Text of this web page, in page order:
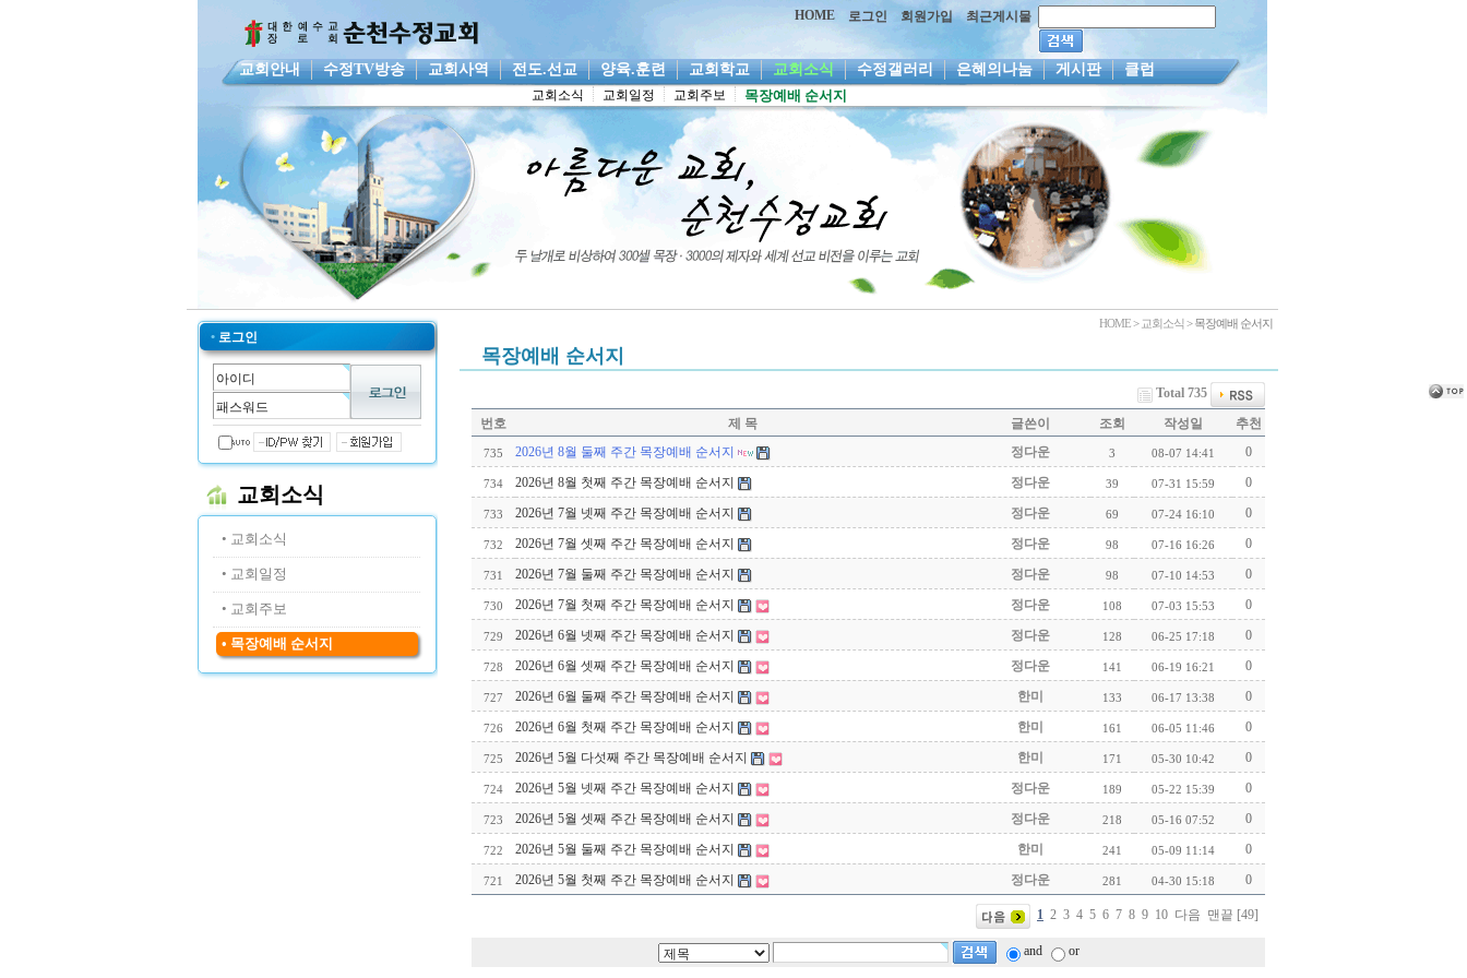
최근게시물
회원가입
로그인
HOME
교회안내 수정TV방송 교회사역 전도.선교 양육.훈련 교회학교 교회소식 수정갤러리 은혜의나눔 게시판 클럽
교회소식 교회일정 교회주보 목장예배 순서지
•로그인
교회소식
• 교회소식
• 교회일정
• 교회주보
• 목장예배 순서지
HOME> 교회소식 > 목장예배 순서지
목장예배 순서지
Total 735
번호
제 목 글쓴이 조회 작성일 추천
735 2026년 8월 둘째 주간 목장예배 순서지 정다운 3 08-07 14:41 0
734 2026년 8월 첫째 주간 목장예배 순서지 정다운 39 07-31 15:59 0
733 2026년 7월 넷째 주간 목장예배 순서지 정다운 69 07-24 16:10 0
732 2026년 7월 셋째 주간 목장예배 순서지 정다운 98 07-16 16:26 0
731 2026년 7월 둘째 주간 목장예배 순서지 정다운 98 07-10 14:53 0
730 2026년 7월 첫째 주간 목장예배 순서지 정다운 108 07-03 15:53 0
729 2026년 6월 넷째 주간 목장예배 순서지 정다운 128 06-25 17:18 0
728 2026년 6월 셋째 주간 목장예배 순서지 정다운 141 06-19 16:21 0
727 2026년 6월 둘째 주간 목장예배 순서지 한미 133 06-17 13:38 0
726 2026년 6월 첫째 주간 목장예배 순서지 한미 161 06-05 11:46 0
725 2026년 5월 다섯째 주간 목장예배 순서지 한미 171 05-30 10:42 0
724 2026년 5월 넷째 주간 목장예배 순서지 정다운 189 05-22 15:39 0
723 2026년 5월 셋째 주간 목장예배 순서지 정다운 218 05-16 07:52 0
722 2026년 5월 둘째 주간 목장예배 순서지 한미 241 05-09 11:14 0
721 2026년 5월 첫째 주간 목장예배 순서지 정다운 281 04-30 15:18 0
1 2 3 4 5 6 7 8 9 10 다음 맨끝 [49]
and or